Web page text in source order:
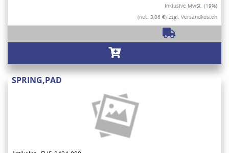
Inklusive MwSt. (19%)
(net. 3,06 €) zzgl. Versandkosten
SPRING,PAD